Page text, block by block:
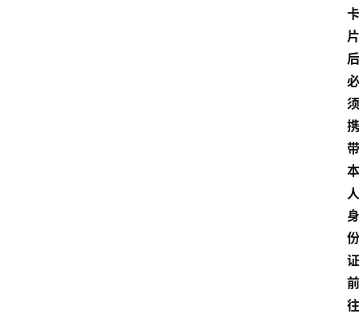
卡
片
后
必
须
携
带
本
人
身
份
证
前
往